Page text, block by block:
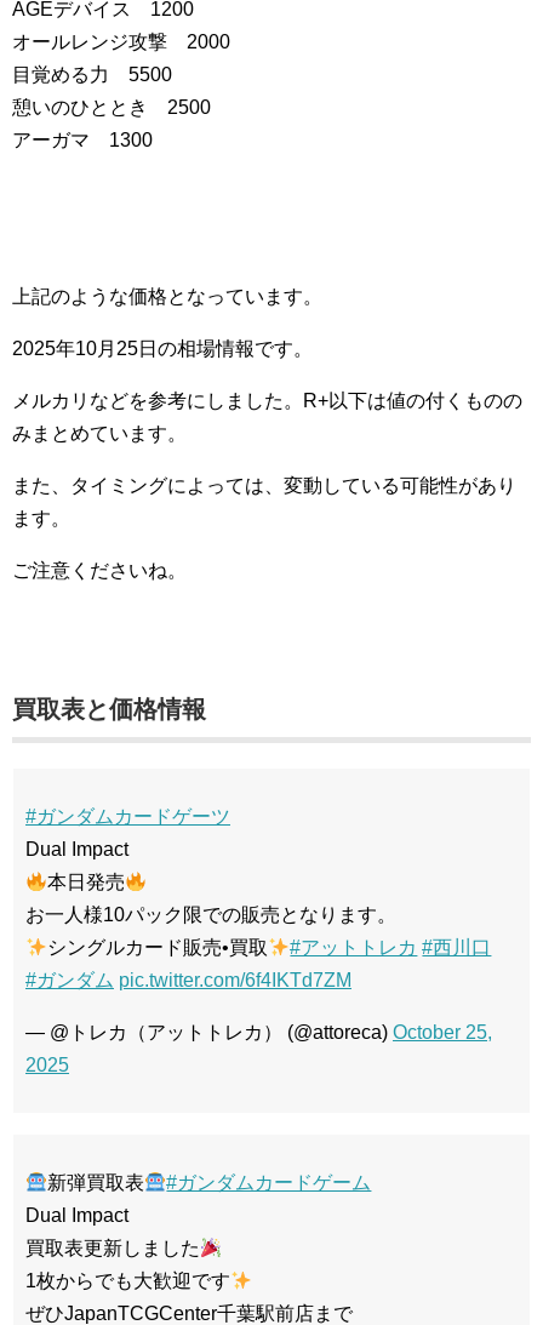
AGEデバイス 1200
オールレンジ攻撃 2000
目覚める力 5500
憩いのひととき 2500
アーガマ 1300
上記のような価格となっています。
2025年10月25日の相場情報です。
メルカリなどを参考にしました。R+以下は値の付くものの
みまとめています。
また、タイミングによっては、変動している可能性があり
ます。
ご注意くださいね。
買取表と価格情報
#ガンダムカードゲーツ
Dual Impact
本日発売
お一人様10パック限での販売となります。
シングルカード販売•買取
#アットトレカ #西川口
#ガンダム pic.twitter.com/6f4IKTd7ZM
— @トレカ（アットトレカ） (@attoreca) October 25,
2025
新弾買取表
#ガンダムカードゲーム
Dual Impact
買取表更新しました
1枚からでも大歓迎です
ぜひJapanTCGCenter千葉駅前店まで